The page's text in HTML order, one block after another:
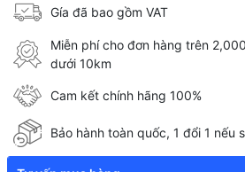
Gía đã bao gồm VAT
Miễn phí cho đơn hàng trên
dưới 10km
Cam kết chính hãng 100%
Bảo hành toàn quốc, 1 đổi 1 nếu